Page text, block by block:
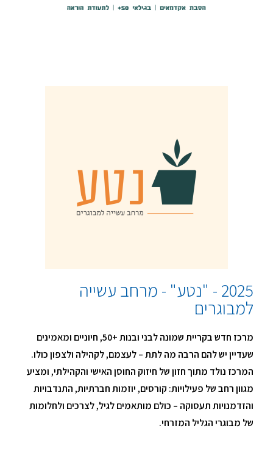
2025 - "נטע" - מרחב עשייה
למבוגרים
מרכז חדש בקריית שמונה לבני ובנות +50, חיוניים ומאמינים
שעדיין יש להם הרבה מה לתת – לעצמם, לקהילה ולצפון כולו.
המרכז נולד מתוך חזון של חיזוק החוסן האישי והקהילתי, ומציע
מגוון רחב של פעילויות: קורסים, יוזמות חברתיות, התנדבויות
והזדמנויות תעסוקה – כולם מותאמים לגיל, לצרכים ולחלומות
של מבוגרי הגליל המזרחי.